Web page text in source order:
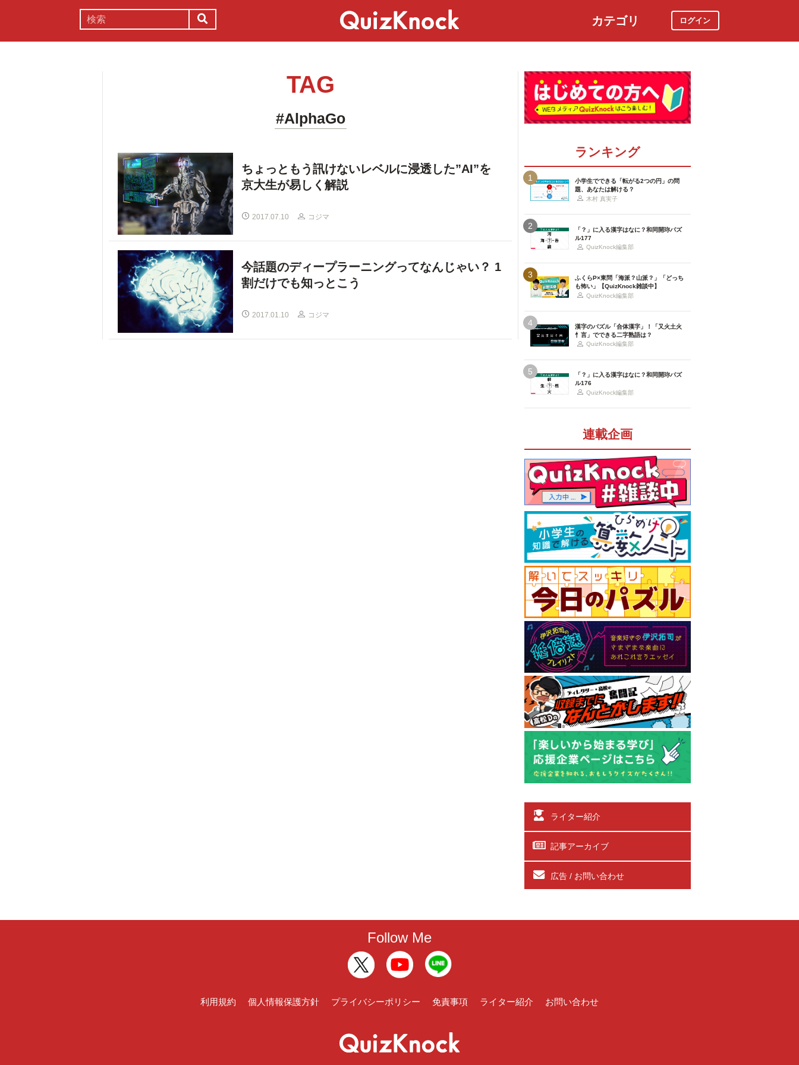
カテゴリ ログイン
TAG
#AlphaGo
ちょっともう訊けないレベルに浸透した”AI”を
京大生が易しく解説
2017.07.10 コジマ
今話題のディープラーニングってなんじゃい？ 1
割だけでも知っとこう
2017.01.10 コジマ
ランキング
1
小学生でできる「転がる2つの円」の問
題、あなたは解ける？
木村 真実子
2
「？」に入る漢字はなに？和同開珎パズ
ル177
QuizKnock編集部
3
ふくらP×東問「海派？山派？」「どっち
も怖い」【QuizKnock雑談中】
QuizKnock編集部
4
漢字のパズル「合体漢字」！「又火土火
忄言」でできる二字熟語は？
QuizKnock編集部
5
「？」に入る漢字はなに？和同開珎パズ
ル176
QuizKnock編集部
連載企画
ライター紹介
記事アーカイブ
広告 / お問い合わせ
Follow Me
利用規約 個人情報保護方針 プライバシーポリシー 免責事項 ライター紹介 お問い合わせ